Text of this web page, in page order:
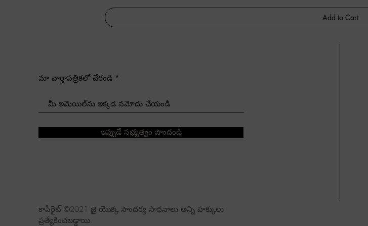
Add to Cart
మా వార్తాపత్రికలో చేరండి
ఇప్పుడే సభ్యత్వం పొందండి
కాపీరైట్ ©2021 జై యొక్క సౌందర్య సాధనాలు అన్ని హక్కులు
ప్రత్యేకించబడ్డాయి.